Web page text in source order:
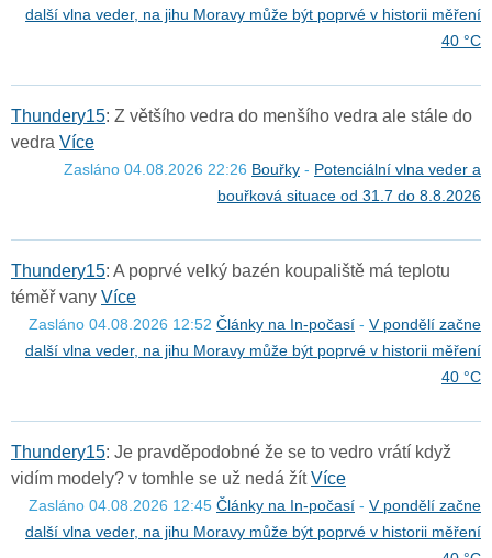
další vlna veder, na jihu Moravy může být poprvé v historii měření
40 °C
Thundery15: Z většího vedra do menšího vedra ale stále do
vedra Více
Zasláno 04.08.2026 22:26 Bouřky - Potenciální vlna veder a
bouřková situace od 31.7 do 8.8.2026
Thundery15: A poprvé velký bazén koupaliště má teplotu
téměř vany Více
Zasláno 04.08.2026 12:52 Články na In-počasí - V pondělí začne
další vlna veder, na jihu Moravy může být poprvé v historii měření
40 °C
Thundery15: Je pravděpodobné že se to vedro vrátí když
vidím modely? v tomhle se už nedá žítVíce
Zasláno 04.08.2026 12:45 Články na In-počasí - V pondělí začne
další vlna veder, na jihu Moravy může být poprvé v historii měření